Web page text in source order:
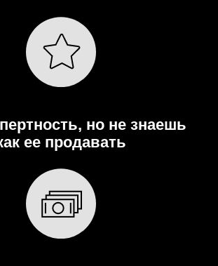
но не знаешь
ее продавать